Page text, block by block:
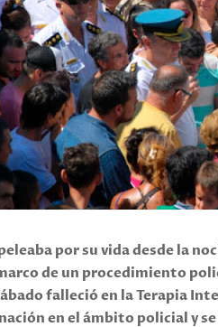
por su vida desde la
de un procedimiento
falleció en la Terapia
en el ámbito policial y